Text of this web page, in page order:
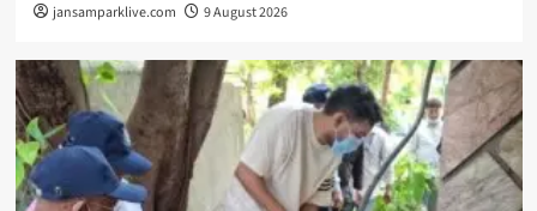
jansamparklive.com 9 August 2026